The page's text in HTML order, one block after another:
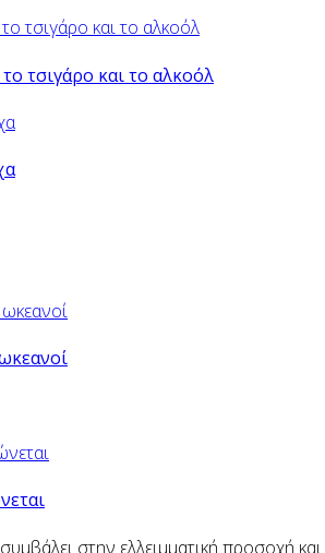
τσιγάρο και το αλκοόλ
στην ελλειμματική προσοχή